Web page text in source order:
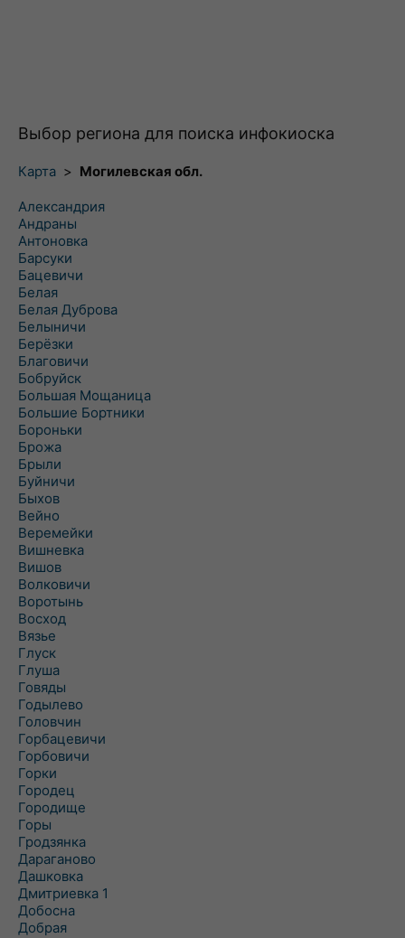
Выбор региона для поиска инфокиоска
Карта > Могилевская обл.
Александрия
Андраны
Антоновка
Барсуки
Бацевичи
Белая
Белая Дуброва
Белыничи
Берёзки
Благовичи
Бобруйск
Большая Мощаница
Большие Бортники
Бороньки
Брожа
Брыли
Буйничи
Быхов
Вейно
Веремейки
Вишневка
Вишов
Волковичи
Воротынь
Восход
Вязье
Глуск
Глуша
Говяды
Годылево
Головчин
Горбацевичи
Горбовичи
Горки
Городец
Городище
Горы
Гродзянка
Дараганово
Дашковка
Дмитриевка 1
Добосна
Добрая